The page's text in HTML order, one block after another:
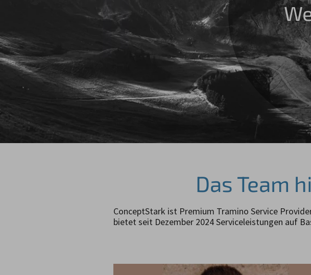
Das Team
ConceptStark ist Premium Tramino Service
bietet seit Dezember 2024 Serviceleistungen auf